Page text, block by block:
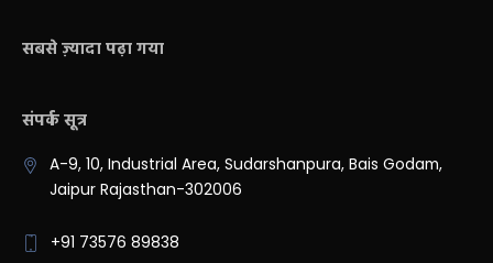
सबसे ज़्यादा पढ़ा गया
संपर्क सूत्र
A-9, 10, Industrial Area, Sudarshanpura, Bais Godam,
Jaipur Rajasthan-302006
+91 73576 89838